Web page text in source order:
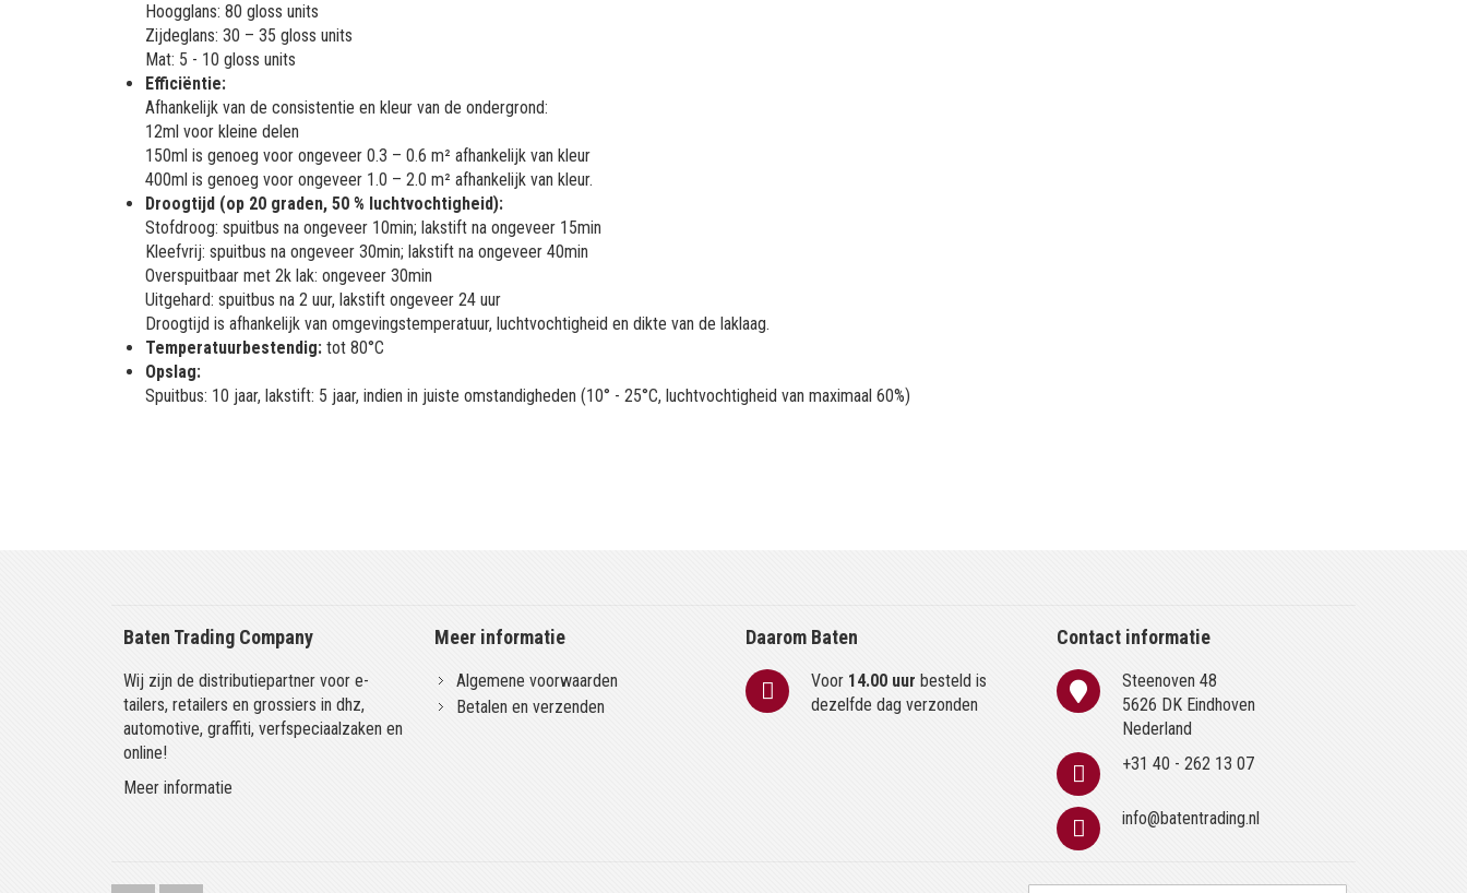
Hoogglans: 80 gloss units
Zijdeglans: 30 – 35 gloss units
Mat: 5 - 10 gloss units
Efficiëntie:
Afhankelijk van de consistentie en kleur van de ondergrond:
12ml voor kleine delen
150ml is genoeg voor ongeveer 0.3 – 0.6 m² afhankelijk van kleur
400ml is genoeg voor ongeveer 1.0 – 2.0 m² afhankelijk van kleur.
Droogtijd (op 20 graden, 50 % luchtvochtigheid):
Stofdroog: spuitbus na ongeveer 10min; lakstift na ongeveer 15min
Kleefvrij: spuitbus na ongeveer 30min; lakstift na ongeveer 40min
Overspuitbaar met 2k lak: ongeveer 30min
Uitgehard: spuitbus na 2 uur, lakstift ongeveer 24 uur
Droogtijd is afhankelijk van omgevingstemperatuur, luchtvochtigheid en dikte van de laklaag.
Temperatuurbestendig: tot 80°C
Opslag:
Spuitbus: 10 jaar, lakstift: 5 jaar, indien in juiste omstandigheden (10° - 25°C, luchtvochtigheid van maximaal 60%)
Baten Trading Company
Wij zijn de distributiepartner voor e-
tailers, retailers en grossiers in dhz,
automotive, graffiti, verfspeciaalzaken en
online!
Meer informatie
Meer informatie
Algemene voorwaarden
Betalen en verzenden
Daarom Baten
Voor 14.00 uur besteld is
dezelfde dag verzonden
Contact informatie
Steenoven 48
5626 DK Eindhoven
Nederland
+31 40 - 262 13 07
info@batentrading.nl